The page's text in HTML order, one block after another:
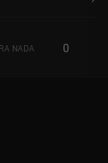
NADA 0